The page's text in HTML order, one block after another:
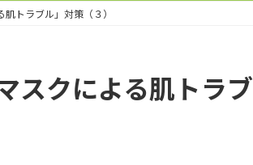
トラブル」対策（３）
スクによる肌トラブ